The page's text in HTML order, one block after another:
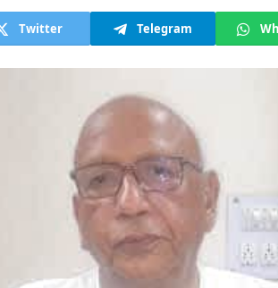
Twitter Telegram